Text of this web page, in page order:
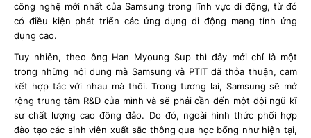
công nghệ mới nhất của Samsung trong lĩnh vực di động, từ đó
có điều kiện phát triển các ứng dụng di động mang tính ứng
dụng cao.
Tuy nhiên, theo ông Han Myoung Sup thì đây mới chỉ là một
trong những nội dung mà Samsung và PTIT đã thỏa thuận, cam
kết hợp tác với nhau mà thôi. Trong tương lai, Samsung sẽ mở
rộng trung tâm R&D của mình và sẽ phải cần đến một đội ngũ kĩ
sư chất lượng cao đông đảo. Do đó, ngoài hình thức phối hợp
đào tạo các sinh viên xuất sắc thông qua học bổng như hiện tại,